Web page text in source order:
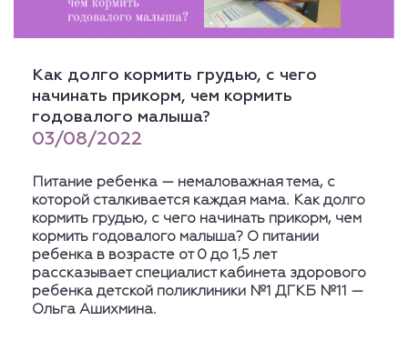
Как долго кормить грудью, с чего
начинать прикорм, чем кормить
годовалого малыша?
03/08/2022
Питание ребенка — немаловажная тема, с
которой сталкивается каждая мама. Как долго
кормить грудью, с чего начинать прикорм, чем
кормить годовалого малыша? О питании
ребенка в возрасте от 0 до 1,5 лет
рассказывает специалист кабинета здорового
ребенка детской поликлиники №1 ДГКБ №11 —
Ольга Ашихмина.